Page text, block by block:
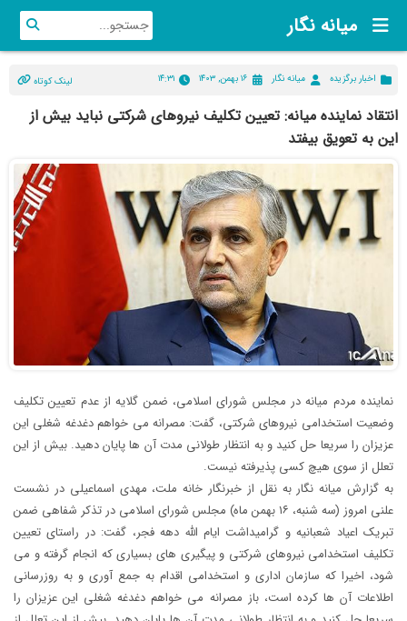
میانه نگار
اخبار برگزیده میانه نگار ۱۶ بهمن, ۱۴۰۳ ۱۴:۳۱ لینک کوتاه
انتقاد نماینده میانه: تعیین تکلیف نیروهای شرکتی نباید بیش از
این به تعویق بیفتد
نماینده مردم میانه در مجلس شورای اسلامی، ضمن گلایه از عدم تعیین تکلیف
وضعیت استخدامی نیروهای شرکتی، گفت: مصرانه می خواهم دغدغه شغلی این
عزیزان را سریعا حل کنید و به انتظار طولانی مدت آن ها پایان دهید. بیش از این
تعلل از سوی هیچ کسی پذیرفته نیست.
به گزارش میانه نگار به نقل از خبرنگار خانه ملت، مهدی اسماعیلی در نشست
علنی امروز (سه شنبه، ۱۶ بهمن ماه) مجلس شورای اسلامی در تذکر شفاهی ضمن
تبریک اعیاد شعبانیه و گرامیداشت ایام الله دهه فجر، گفت: در راستای تعیین
تکلیف استخدامی نیروهای شرکتی و پیگیری های بسیاری که انجام گرفته و می
شود، اخیرا که سازمان اداری و استخدامی اقدام به جمع آوری و به روزرسانی
اطلاعات آن ها کرده است، باز مصرانه می خواهم دغدغه شغلی این عزیزان را